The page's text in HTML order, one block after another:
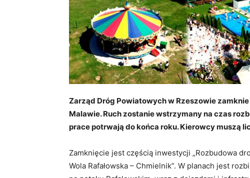
Zarząd Dróg Powiatowych w Rzeszowie
Malawie. Ruch zostanie wstrzymany na czas
prace potrwają do końca roku. Kierowcy muszą
Zamknięcie jest częścią inwestycji „Rozbudowa
Wola Rafałowska – Chmielnik”. W planach jest